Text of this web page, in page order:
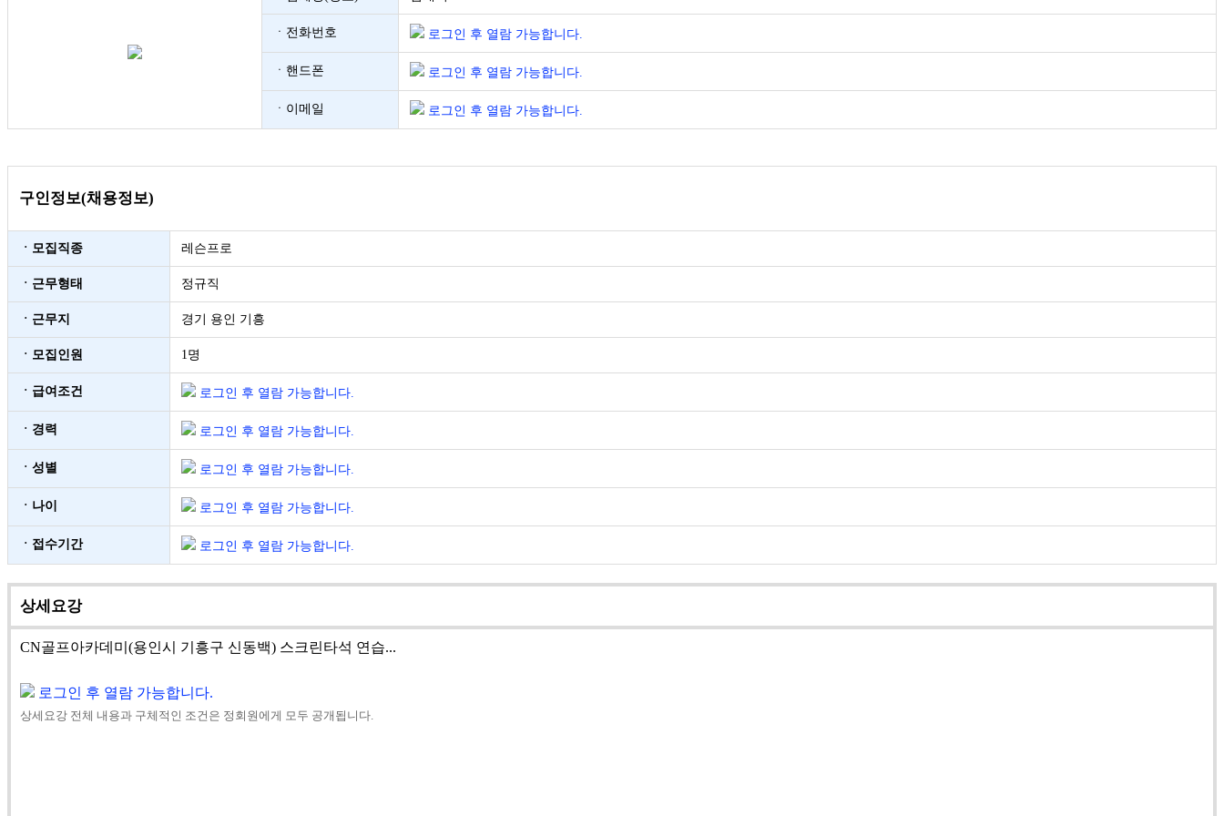
ㆍ전화번호 로그인 후 열람 가능합니다.
ㆍ핸드폰 로그인 후 열람 가능합니다.
ㆍ이메일 로그인 후 열람 가능합니다.
구인정보(채용정보)
ㆍ모집직종 레슨프로
ㆍ근무형태 정규직
ㆍ근무지 경기 용인 기흥
ㆍ모집인원 1명
ㆍ급여조건 로그인 후 열람 가능합니다.
ㆍ경력 로그인 후 열람 가능합니다.
ㆍ성별 로그인 후 열람 가능합니다.
ㆍ나이 로그인 후 열람 가능합니다.
ㆍ접수기간 로그인 후 열람 가능합니다.
상세요강
CN골프아카데미(용인시 기흥구 신동백) 스크린타석 연습...
로그인 후 열람 가능합니다.
상세요강 전체 내용과 구체적인 조건은 정회원에게 모두 공개됩니다.